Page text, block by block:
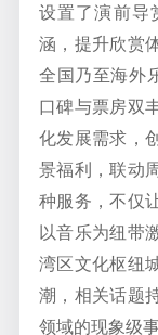
设置了演前导
涵，提升欣赏
全国乃至海外
口碑与票房双
化发展需求，
景福利，联动
种服务，不仅
以音乐为纽带
湾区文化枢纽
潮，相关话题
领域的现象级事